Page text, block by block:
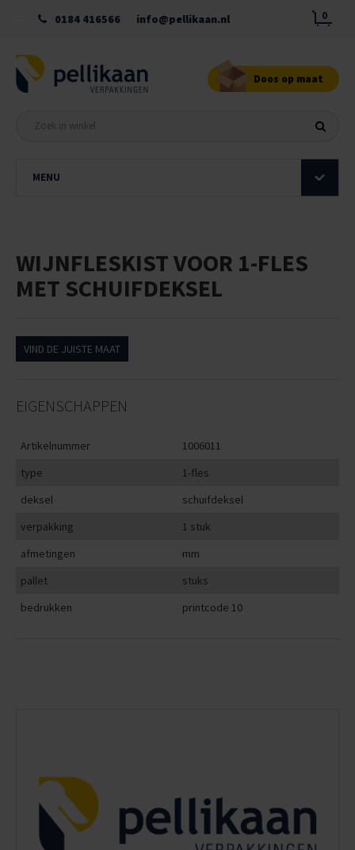
0184 416566 info@pellikaan.nl 0
Doos op maat
MENU
WIJNFLESKIST VOOR 1-FLES
MET SCHUIFDEKSEL
VIND DE JUISTE MAAT
EIGENSCHAPPEN
Artikelnummer
1006011
type
1-fles
deksel
schuifdeksel
verpakking
1 stuk
afmetingen
mm
pallet
stuks
bedrukken
printcode 10